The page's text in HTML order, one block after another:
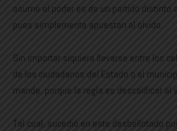
asume el poder es de un partido distinto
pues simplemente apuestan al olvido.
Sin importar siquiera llevarse entre los
de los ciudadanos del Estado o el
mande, porque la regla es descalificar al
Tal cual, sucedió en este desbellotado